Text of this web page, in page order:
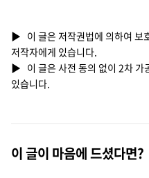
▶ 이 글은 저작권법에 의하여 보
저작자에게 있습니다.
▶ 이 글은 사전 동의 없이 2차 가
있습니다.
이 글이 마음에 드셨다면?